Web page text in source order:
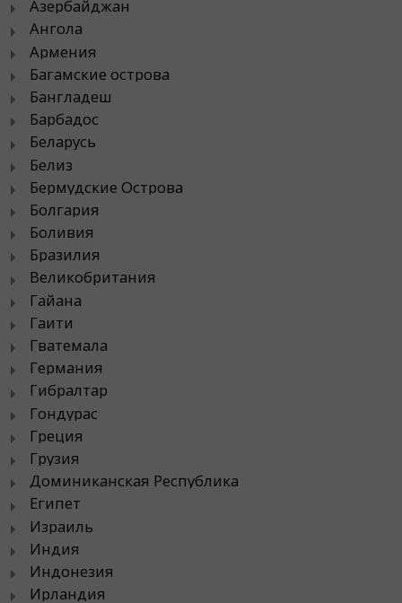
Азербайджан
Ангола
Армения
Багамские острова
Бангладеш
Барбадос
Беларусь
Белиз
Бермудские Острова
Болгария
Боливия
Бразилия
Великобритания
Гайана
Гаити
Гватемала
Германия
Гибралтар
Гондурас
Греция
Грузия
Доминиканская Республика
Египет
Израиль
Индия
Индонезия
Ирландия